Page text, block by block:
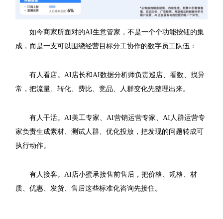
如今商家所面对的AI生意管家，不是一个个功能按钮的集
成，而是一支可以围绕经营目标分工协作的数字员工队伍：
有人看店。AI店长和AI数据分析师负责巡店、看数、找异
常，把流量、转化、费比、竞品、人群变化先整理出来。
有人干活。AI美工专家、AI营销运营专家、AI人群运营专
家负责生成素材、测试人群、优化投放，把发现的问题转成可
执行动作。
有人接客。AI店小蜜承接售前售后，把价格、规格、材
质、优惠、发货、售后这些标准化咨询先接住。
……